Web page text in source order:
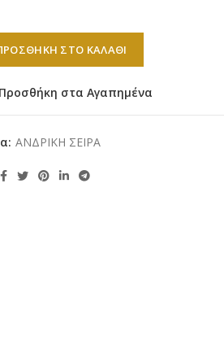
ΣΤΟ ΚΑΛΆΘΙ
Προσθήκη στα Αγαπημένα
AΝΔΡΙΚΗ ΣΕΙΡΑ